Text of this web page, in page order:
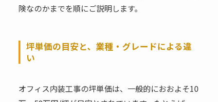
険なのかまでを順にご説明します。
坪単価の目安と、業種・グレードによる違
い
オフィス内装工事の坪単価は、一般的におおよそ10